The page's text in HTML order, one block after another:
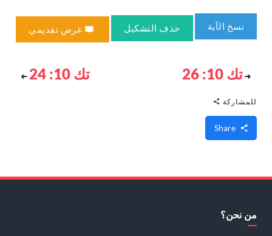
نسخ الآية حذف التشكيل عرض تقديمي
تك 10: 26 تك 10: 24
للمشاركة
من نحن؟